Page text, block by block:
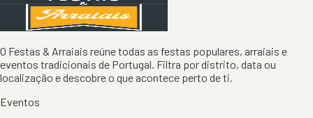
O Festas & Arraiais reúne todas as festas populares, arraiais e
eventos tradicionais de Portugal. Filtra por distrito, data ou
localização e descobre o que acontece perto de ti.
Eventos